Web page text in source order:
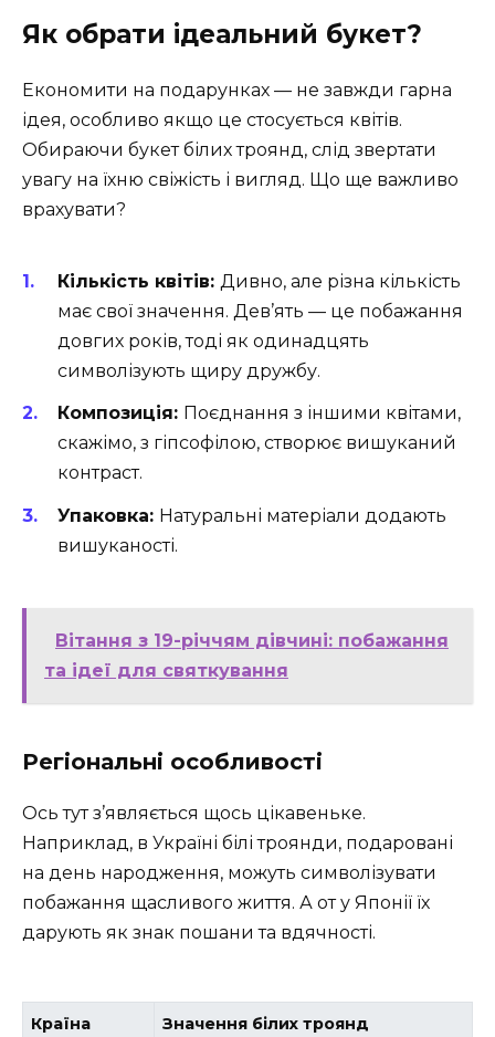
Як обрати ідеальний букет?
Економити на подарунках — не завжди гарна
ідея, особливо якщо це стосується квітів.
Обираючи букет білих троянд, слід звертати
увагу на їхню свіжість і вигляд. Що ще важливо
врахувати?
Кількість квітів: Дивно, але різна кількість
має свої значення. Дев’ять — це побажання
довгих років, тоді як одинадцять
символізують щиру дружбу.
Композиція: Поєднання з іншими квітами,
скажімо, з гіпсофілою, створює вишуканий
контраст.
Упаковка: Натуральні матеріали додають
вишуканості.
Вітання з 19-річчям дівчині: побажання
та ідеї для святкування
Регіональні особливості
Ось тут з’являється щось цікавеньке.
Наприклад, в Україні білі троянди, подаровані
на день народження, можуть символізувати
побажання щасливого життя. А от у Японії їх
дарують як знак пошани та вдячності.
Країна Значення білих троянд